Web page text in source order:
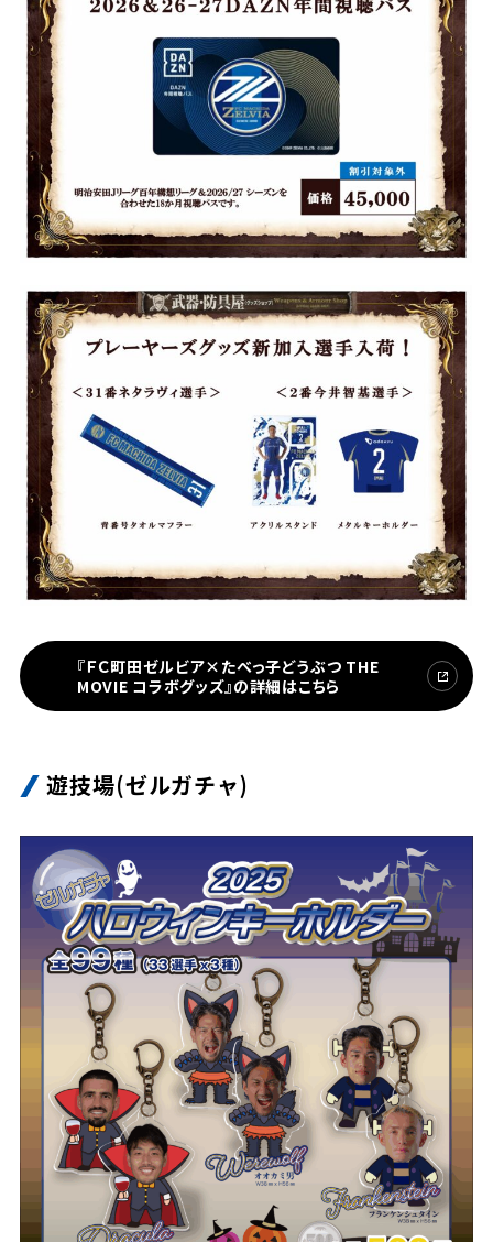
『ＦＣ町田ゼルビア×たべっ子どうぶつ THE
MOVIE コラボグッズ』の詳細はこちら
遊技場(ゼルガチャ)